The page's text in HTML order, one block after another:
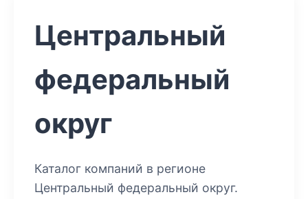
Центральный
федеральный
округ
Каталог компаний в регионе
Центральный федеральный округ.